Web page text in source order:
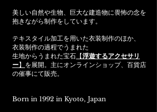
美しい自然や生物、巨大な建造物に畏怖の念を
抱きながら制作をしています。
テキスタイル加工を用いた衣装制作のほか、
衣装制作の過程でうまれた
生地からうまれた宝石 【浮遊するアクセサリ
ー】 を展開。主にオンラインショップ、百貨店
の催事にて販売。
Born in 1992 in Kyoto, Japan